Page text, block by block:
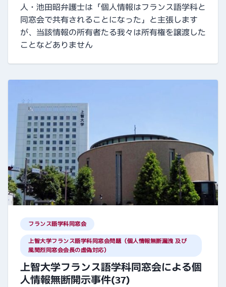
人・池田昭弁護士は「個人情報はフランス語学科と
同窓会で共有されることになった」と主張します
が、当該情報の所有者たる我々は所有権を譲渡した
ことなどありません
フランス語学科同窓会
上智大学フランス語学科同窓会問題（個人情報無断漏洩 及び
風間烈同窓会会長の虚偽対応）
上智大学フランス語学科同窓会による個
人情報無断開示事件(37)